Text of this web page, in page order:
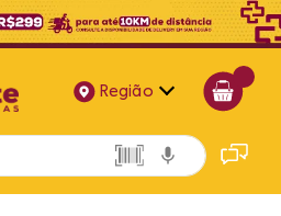
Região
Alagoas
Bahia